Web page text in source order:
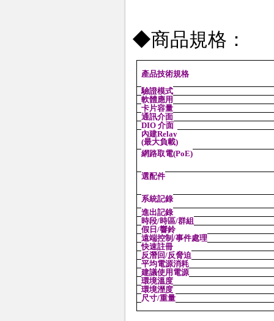
◆商品規格：
產品技術規格
驗證模式
軟體應用
卡片容量
通訊介面
DIO 介面
內建Relay
(最大負載)
網路取電(PoE)
選配件
系統記錄
進出記錄
時段/時區/群組
假日/響鈴
遠端控制/事件處理
快速註冊
反潛回/反脅迫
平均電源消耗
建議使用電源
環境溫度
環境溼度
尺寸/重量